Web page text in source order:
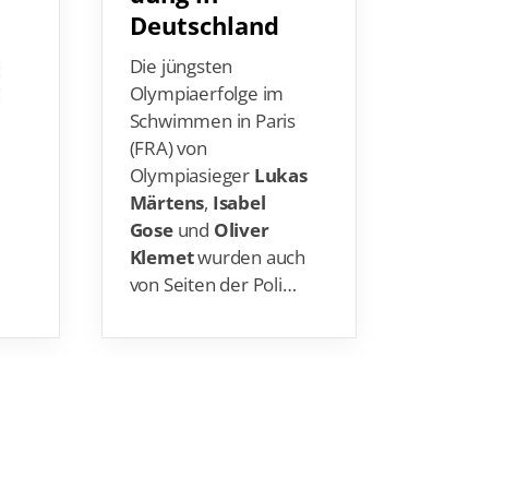
Deutschland
Die jüngsten
Olympiaerfolge im
Schwimmen in Paris
(FRA) von
Olympiasieger Lukas
Märtens, Isabel
Gose und Oliver
Klemetwurden auch
von Seiten der Poli…